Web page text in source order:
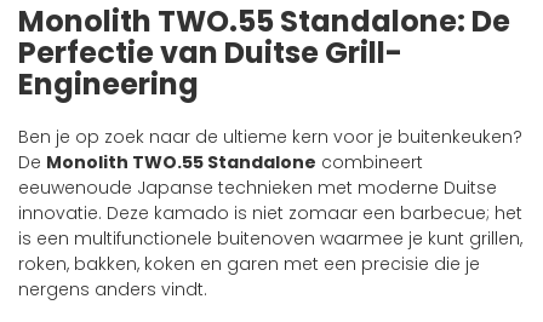
Monolith TWO.55 Standalone: De
Perfectie van Duitse Grill-
Engineering
Ben je op zoek naar de ultieme kern voor je buitenkeuken?
De Monolith TWO.55 Standalone combineert
eeuwenoude Japanse technieken met moderne Duitse
innovatie. Deze kamado is niet zomaar een barbecue; het
is een multifunctionele buitenoven waarmee je kunt grillen,
roken, bakken, koken en garen met een precisie die je
nergens anders vindt.